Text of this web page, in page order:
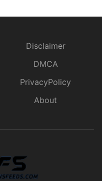
Disclaimer
DMCA
PrivacyPolicy
About